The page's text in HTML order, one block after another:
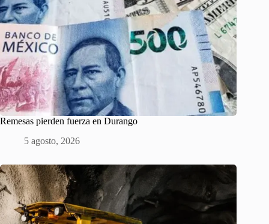
Remesas pierden fuerza en Durango
5 agosto, 2026